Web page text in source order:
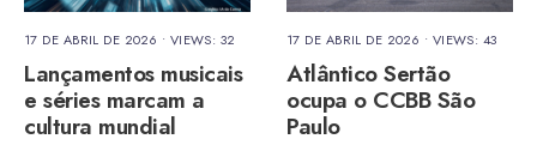
17 DE ABRIL DE 2026 • VIEWS: 32
Lançamentos musicais
e séries marcam a
cultura mundial
17 DE ABRIL DE 2026 • VIEWS: 43
Atlântico Sertão
ocupa o CCBB São
Paulo